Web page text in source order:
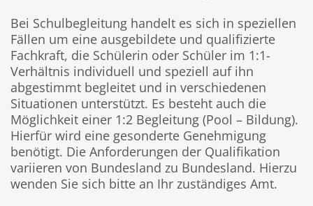
Bei Schulbegleitung handelt es sich in speziellen
Fällen um eine ausgebildete und qualifizierte
Fachkraft, die Schülerin oder Schüler im 1:1-
Verhältnis individuell und speziell auf ihn
abgestimmt begleitet und in verschiedenen
Situationen unterstützt. Es besteht auch die
Möglichkeit einer 1:2 Begleitung (Pool – Bildung).
Hierfür wird eine gesonderte Genehmigung
benötigt. Die Anforderungen der Qualifikation
variieren von Bundesland zu Bundesland. Hierzu
wenden Sie sich bitte an Ihr zuständiges Amt.